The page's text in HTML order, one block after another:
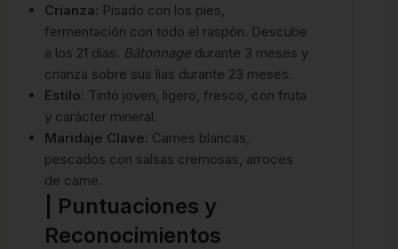
Crianza: Pisado con los pies,
fermentación con todo el raspón. Descube
a los 21 días. Bâtonnage durante 3 meses y
crianza sobre sus lías durante 23 meses.
Estilo: Tinto joven, ligero, fresco, con fruta
y carácter mineral.
Maridaje Clave: Carnes blancas,
pescados con salsas cremosas, arroces
de carne.
| Puntuaciones y
Reconocimientos